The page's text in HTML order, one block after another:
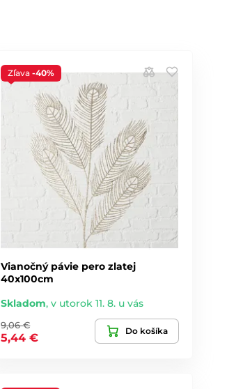
Zľava-40%
Vianočný pávie pero zlatej
40x100cm
Skladom,v utorok 11. 8. u vás
9,06 €
5,44 €
Do košíka